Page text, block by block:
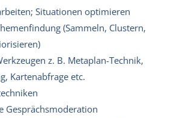
Situationen optimieren
(Sammeln, Clustern,
z. B. Metaplan-Technik,
Kartenabfrage etc.
Gesprächsmoderation